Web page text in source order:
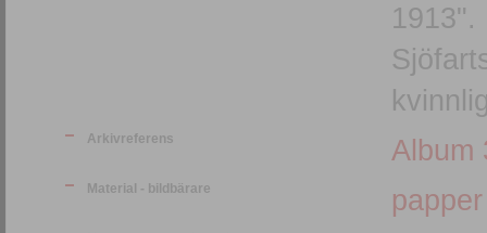
1913".
Arkivreferens Album
Material - bildbärare papper